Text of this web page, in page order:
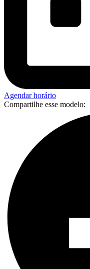
Agendar horário
Compartilhe esse modelo: